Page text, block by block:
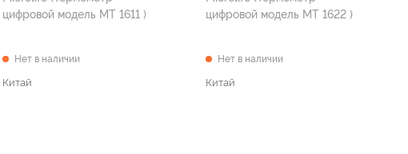
цифровой модель MT 1611 )
Нет в наличии
Китай
цифровой модель MT 1622 )
Нет в наличии
Китай